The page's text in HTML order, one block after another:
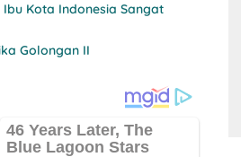
Kota Indonesia Sangat
Golongan II